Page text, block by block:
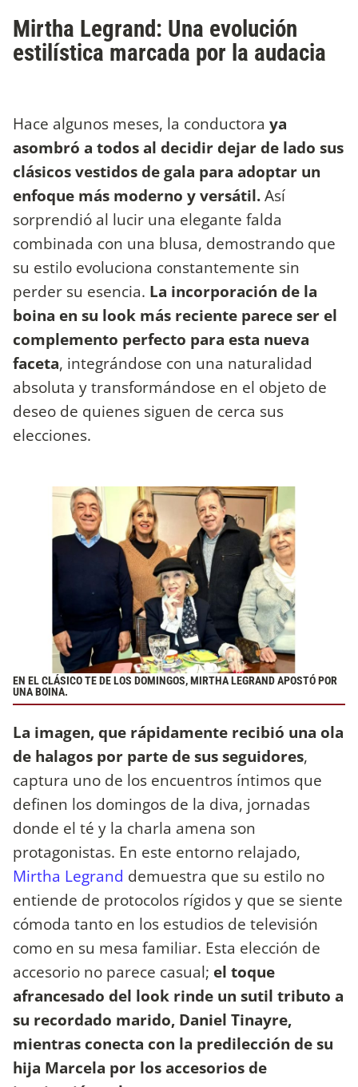
Mirtha Legrand: Una evolución
estilística marcada por la audacia
Hace algunos meses, la conductora ya
asombró a todos al decidir dejar de lado sus
clásicos vestidos de gala para adoptar un
enfoque más moderno y versátil.Así
sorprendió al lucir una elegante falda
combinada con una blusa, demostrando que
su estilo evoluciona constantemente sin
perder su esencia. La incorporación de la
boina en su look más reciente parece ser el
complemento perfecto para esta nueva
faceta, integrándose con una naturalidad
absoluta y transformándose en el objeto de
deseo de quienes siguen de cerca sus
elecciones.
EN EL CLÁSICO TE DE LOS DOMINGOS, MIRTHA LEGRAND APOSTÓ POR
UNA BOINA.
La imagen, que rápidamente recibió una ola
de halagos por parte de sus seguidores,
captura uno de los encuentros íntimos que
definen los domingos de la diva, jornadas
donde el té y la charla amena son
protagonistas. En este entorno relajado,
Mirtha Legrand demuestra que su estilo no
entiende de protocolos rígidos y que se siente
cómoda tanto en los estudios de televisión
como en su mesa familiar. Esta elección de
accesorio no parece casual; el toque
afrancesado del look rinde un sutil tributo a
su recordado marido, Daniel Tinayre,
mientras conecta con la predilección de su
hija Marcela por los accesorios de